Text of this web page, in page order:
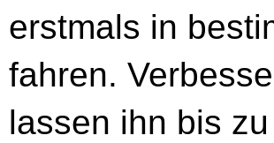
erstmals in
fahren.
lassen ihn bis